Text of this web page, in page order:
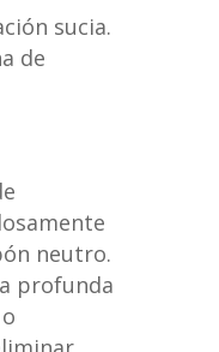
sucia.
de
neutro.
profunda